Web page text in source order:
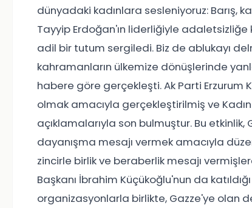
dünyadaki kadınlara sesleniyoruz: Barış,
Tayyip Erdoğan'ın liderliğiyle adaletsizliğe
adil bir tutum sergiledi. Biz de ablukayı
kahramanların ülkemize dönüşlerinde
habere göre gerçekleşti. Ak Parti Erzurum
olmak amacıyla gerçekleştirilmiş ve Kadın
açıklamalarıyla son bulmuştur. Bu
dayanışma mesajı vermek amacıyla
zincirle birlik ve beraberlik mesajı
Başkanı İbrahim Küçükoğlu'nun da
organizasyonlarla birlikte, Gazze'ye olan